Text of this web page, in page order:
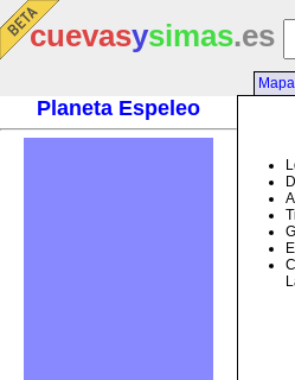
cuevasysimas.es
Planeta Espeleo
Mapa